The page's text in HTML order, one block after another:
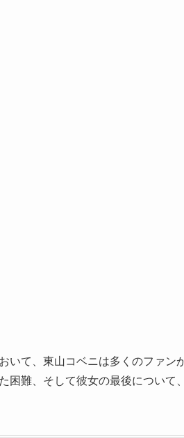
いて、東山コベニは多くのファン
困難、そして彼女の最後について